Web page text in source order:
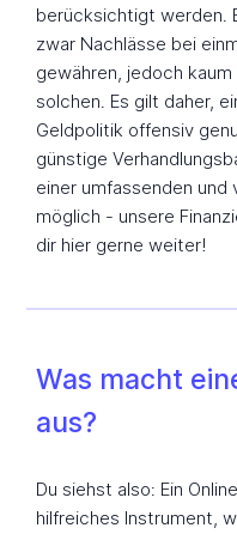
berücksichtigt werden.
zwar Nachlässe bei
gewähren, jedoch
solchen. Es gilt daher,
Geldpolitik offensiv
günstige
einer umfassenden und
möglich - unsere
dir hier gerne weiter!
Was macht
aus?
Du siehst also: Ein
hilfreiches Instrument,